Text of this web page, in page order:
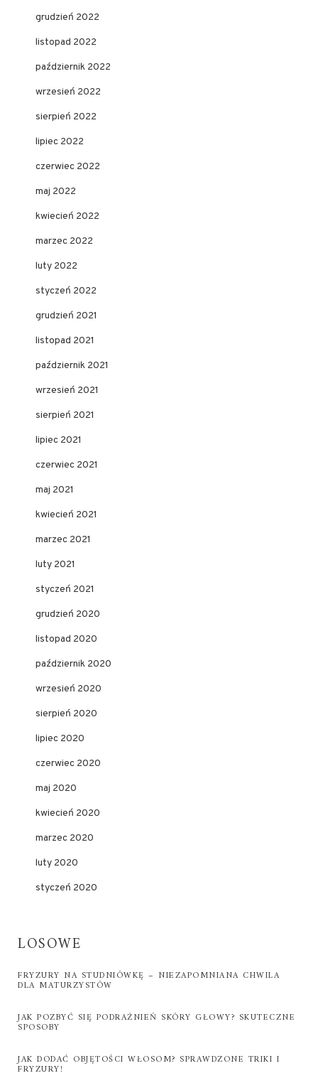
grudzień 2022
listopad 2022
październik 2022
wrzesień 2022
sierpień 2022
lipiec 2022
czerwiec 2022
maj 2022
kwiecień 2022
marzec 2022
luty 2022
styczeń 2022
grudzień 2021
listopad 2021
październik 2021
wrzesień 2021
sierpień 2021
lipiec 2021
czerwiec 2021
maj 2021
kwiecień 2021
marzec 2021
luty 2021
styczeń 2021
grudzień 2020
listopad 2020
październik 2020
wrzesień 2020
sierpień 2020
lipiec 2020
czerwiec 2020
maj 2020
kwiecień 2020
marzec 2020
luty 2020
styczeń 2020
LOSOWE
FRYZURY NA STUDNIÓWKĘ – NIEZAPOMNIANA CHWILA
DLA MATURZYSTÓW
JAK POZBYĆ SIĘ PODRAŻNIEŃ SKÓRY GŁOWY? SKUTECZNE
SPOSOBY
JAK DODAĆ OBJĘTOŚCI WŁOSOM? SPRAWDZONE TRIKI I
FRYZURY!